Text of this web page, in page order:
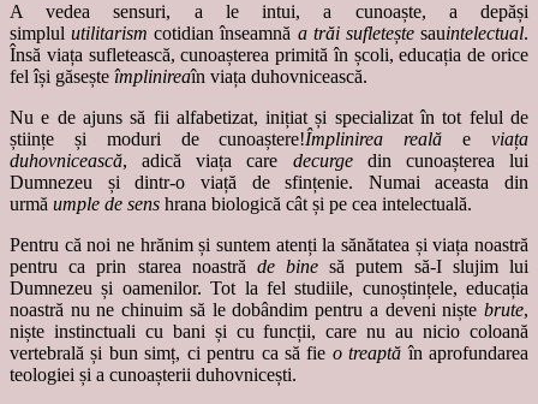
A vedea sensuri, a le intui, a cunoaște, a depăși
simplulutilitarism cotidian înseamnă a trăi sufleteștesauintelectual.
Însă viața sufletească, cunoașterea primită în școli, educația de orice
fel își găsește împlinireaîn viața duhovnicească.
Nu e de ajuns să fii alfabetizat, inițiat și specializat în tot felul de
științe și moduri de cunoaștere!Împlinirea reală eviața
duhovnicească, adică viața care decurgedin cunoașterea lui
Dumnezeu și dintr-o viață de sfințenie. Numai aceasta din
urmă umple de sens hrana biologică cât și pe cea intelectuală.
Pentru că noi ne hrănim și suntem atenți la sănătatea și viața noastră
pentru ca prin starea noastră de bine să putem să-I slujim lui
Dumnezeu și oamenilor. Tot la fel studiile, cunoștințele, educația
noastră nu ne chinuim să le dobândim pentru a deveni niște brute,
niște instinctuali cu bani și cu funcții, care nu au nicio coloană
vertebrală și bun simț, ci pentru ca să fie o treaptă în aprofundarea
teologiei și a cunoașterii duhovnicești.